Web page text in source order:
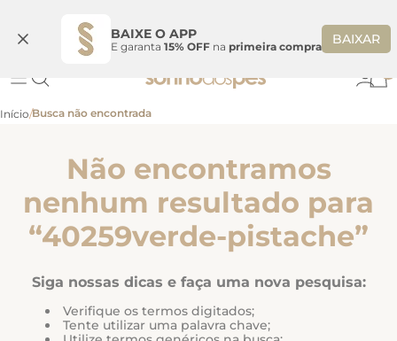
BAIXE O APP
E garanta 15% OFF na primeira compra BAIXAR
BEMVINDASONHO
Não encontramos
nenhum resultado para
“40259verde-pistache”
Siga nossas dicas e faça uma nova pesquisa:
Verifique os termos digitados;
Tente utilizar uma palavra chave;